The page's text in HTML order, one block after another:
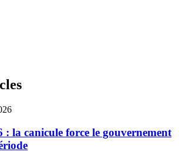
: la canicule force le gouvernement